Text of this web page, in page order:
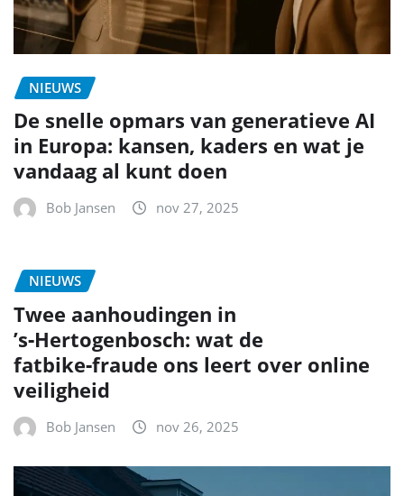
NIEUWS
De snelle opmars van generatieve AI
in Europa: kansen, kaders en wat je
vandaag al kunt doen
Bob Jansen nov 27, 2025
NIEUWS
Twee aanhoudingen in
’s‑Hertogenbosch: wat de
fatbike‑fraude ons leert over online
veiligheid
Bob Jansen nov 26, 2025